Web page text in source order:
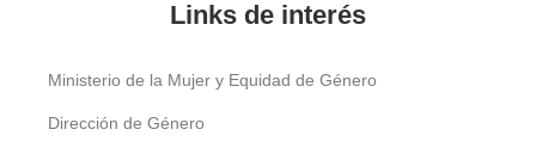
Links de interés
Ministerio de la Mujer y Equidad de Género
Dirección de Género